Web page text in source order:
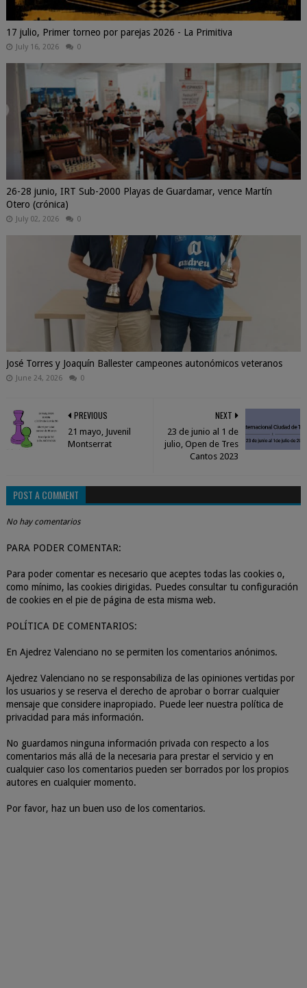
17 julio, Primer torneo por parejas 2026 - La Primitiva
July 16, 2026 0
26-28 junio, IRT Sub-2000 Playas de Guardamar, vence Martín
Otero (crónica)
July 02, 2026 0
José Torres y Joaquín Ballester campeones autonómicos veteranos
June 24, 2026 0
NEXT
23 de junio al 1 de
julio, Open de Tres
Cantos 2023
PREVIOUS
21 mayo, Juvenil
Montserrat
POST A COMMENT
No hay comentarios
PARA PODER COMENTAR:
Para poder comentar es necesario que aceptes todas las cookies o,
como mínimo, las cookies dirigidas. Puedes consultar tu configuración
de cookies en el pie de página de esta misma web.
POLÍTICA DE COMENTARIOS:
En Ajedrez Valenciano no se permiten los comentarios anónimos.
Ajedrez Valenciano no se responsabiliza de las opiniones vertidas por
los usuarios y se reserva el derecho de aprobar o borrar cualquier
mensaje que considere inapropiado. Puede leer nuestra política de
privacidad para más información.
No guardamos ninguna información privada con respecto a los
comentarios más allá de la necesaria para prestar el servicio y en
cualquier caso los comentarios pueden ser borrados por los propios
autores en cualquier momento.
Por favor, haz un buen uso de los comentarios.